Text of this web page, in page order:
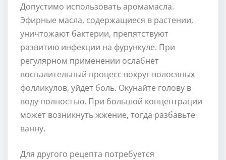
Допустимо использовать аромамасла.
Эфирные масла, содержащиеся в растении,
уничтожают бактерии, препятствуют
развитию инфекции на фурункуле. При
регулярном применении ослабнет
воспалительный процесс вокруг волосяных
фолликулов, уйдет боль. Окунайте голову в
воду полностью. При большой концентрации
может возникнуть жжение, тогда разбавьте
ванну.
Для другого рецепта потребуется